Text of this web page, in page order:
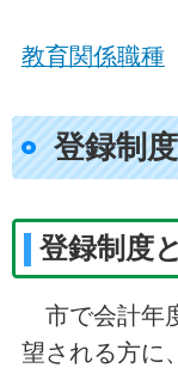
教育関係職種
登録制
登録制度
市で会計年
望される方に